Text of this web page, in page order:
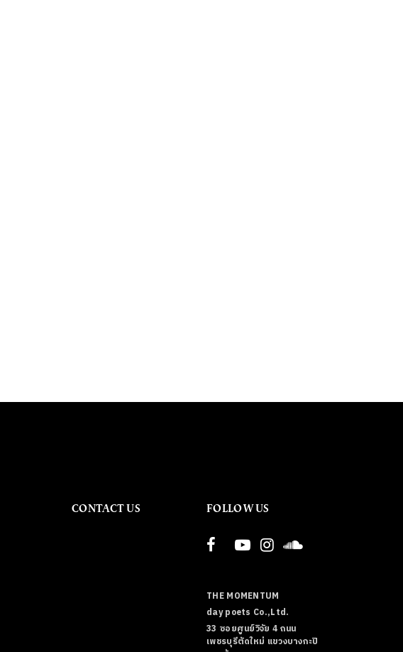
CONTACT US FOLLOW US
THE MOMENTUM
day poets Co.,Ltd.
33 ซอยศูนย์วิจัย 4 ถนน
เพชรบุรีตัดใหม่ แขวงบางกะปิ